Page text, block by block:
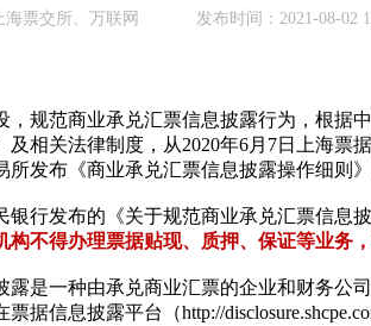
海票交所、万联网 发布时间：2021-08-02
规范商业承兑汇票信息披露行为，根据
及相关法律制度，从2020年6月7日上海
所发布《商业承兑汇票信息披露操作细则
行发布的《关于规范商业承兑汇票信息披
不得办理票据贴现、质押、保证等业务
露是一种由承兑商业汇票的企业和财务公
据信息披露平台（http://